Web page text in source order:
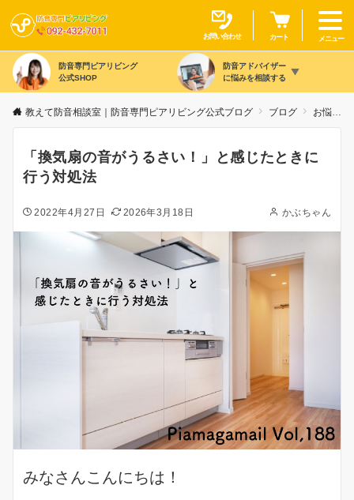
お問い合わせ カート メニュー
防音専門ピアリビング
公式SHOP
防音アドバイザー
に悩みを相談する
教えて防音相談室｜防音専門ピアリビング公式ブログ ブログ お悩み別
「換気扇の音がうるさい！」と感じたときに
行う対処法
2022年4月27日 2026年3月18日 かぶちゃん
みなさんこんにちは！